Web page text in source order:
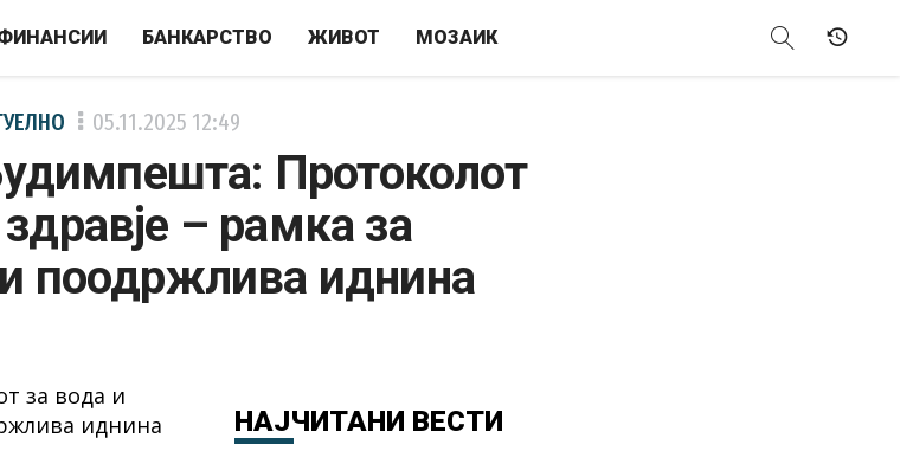
БАНКАРСТВО ЖИВОТ МОЗАИК
05.11.2025 12:49
Протоколот
– рамка за
поодржлива иднина
НАЈЧИТАНИ ВЕСТИ